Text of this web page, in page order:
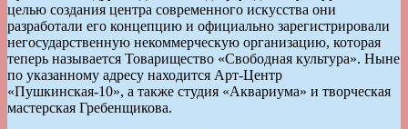
целью создания центра современного искусства они
разработали его концепцию и официально зарегистрировали
негосударственную некоммерческую организацию, которая
теперь называется Товарищество «Свободная культура». Ныне
по указанному адресу находится Арт-Центр
«Пушкинская-10», а также студия «Аквариума» и творческая
мастерская Гребенщикова.